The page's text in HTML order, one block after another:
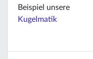
Beispiel unsere
Kugelmatik